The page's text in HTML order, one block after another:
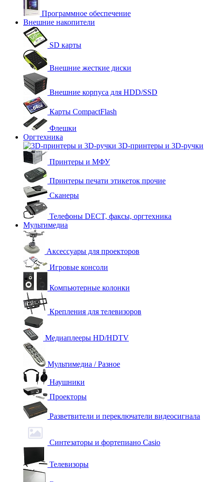
Программное обеспечение
Внешние накопители
SD карты
Внешние жесткие диски
Внешние корпуса для HDD/SSD
Карты CompactFlash
Флешки
Оргтехника
3D-принтеры и 3D-ручки
Принтеры и МФУ
Принтеры печати этикеток прочие
Сканеры
Телефоны DECT, факсы, оргтехника
Мультимедиа
Аксессуары для проекторов
Игровые консоли
Компьютерные колонки
Крепления для телевизоров
Медиаплееры HD/HDTV
Мультимедиа / Разное
Наушники
Проекторы
Разветвители и переключатели видеосигнала
Синтезаторы и фортепиано Casio
Телевизоры